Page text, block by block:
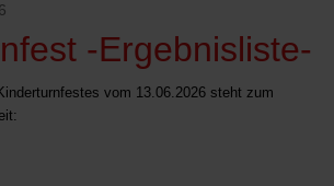
-Ergebnisliste-
vom 13.06.2026 steht zum